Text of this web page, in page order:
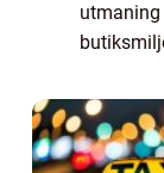
utmaning
höjder.